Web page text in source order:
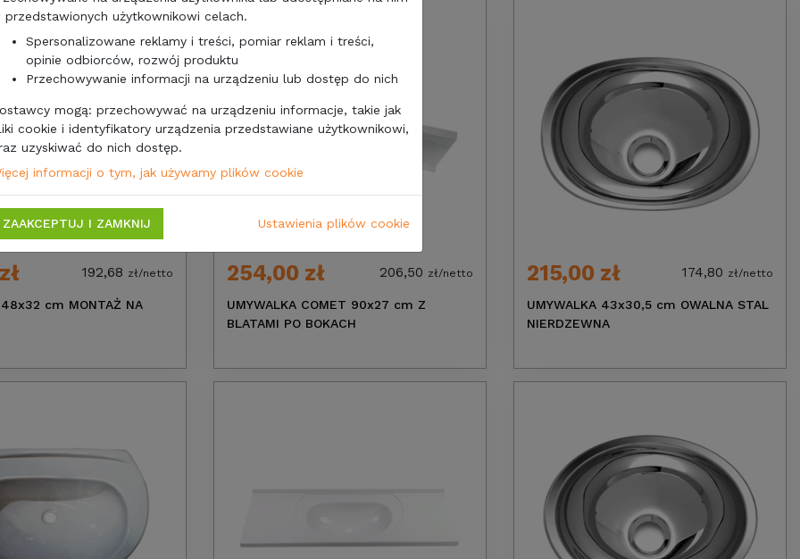
192,68 zł/netto
48x32 cm MONTAŻ NA
254,00 zł 206,50 zł/netto
UMYWALKA COMET 90x27 cm Z
BLATAMI PO BOKACH
215,00 zł 174,80 zł/netto
UMYWALKA 43x30,5 cm OWALNA STAL
NIERDZEWNA
przedstawionych użytkownikowi celach.
Spersonalizowane reklamy i treści, pomiar reklam i treści,
opinie odbiorców, rozwój produktu
Przechowywanie informacji na urządzeniu lub dostęp do nich
mogą: przechowywać na urządzeniu informacje, takie jak
cookie i identyfikatory urządzenia przedstawiane użytkownikowi,
uzyskiwać do nich dostęp.
informacji o tym, jak używamy plików cookie
ZAAKCEPTUJ I ZAMKNIJ Ustawienia plików cookie